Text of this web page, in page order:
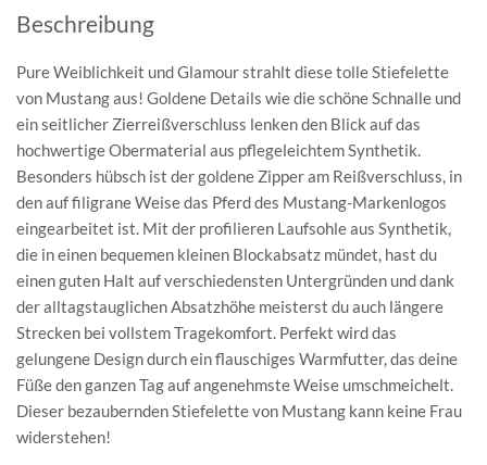
Beschreibung
Pure Weiblichkeit und Glamour strahlt diese tolle Stiefelette
von Mustang aus! Goldene Details wie die schöne Schnalle und
ein seitlicher Zierreißverschluss lenken den Blick auf das
hochwertige Obermaterial aus pflegeleichtem Synthetik.
Besonders hübsch ist der goldene Zipper am Reißverschluss, in
den auf filigrane Weise das Pferd des Mustang-Markenlogos
eingearbeitet ist. Mit der profilieren Laufsohle aus Synthetik,
die in einen bequemen kleinen Blockabsatz mündet, hast du
einen guten Halt auf verschiedensten Untergründen und dank
der alltagstauglichen Absatzhöhe meisterst du auch längere
Strecken bei vollstem Tragekomfort. Perfekt wird das
gelungene Design durch ein flauschiges Warmfutter, das deine
Füße den ganzen Tag auf angenehmste Weise umschmeichelt.
Dieser bezaubernden Stiefelette von Mustang kann keine Frau
widerstehen!